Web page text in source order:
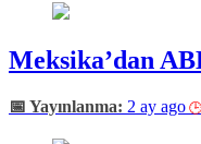
Meksika’dan
2 ay ago